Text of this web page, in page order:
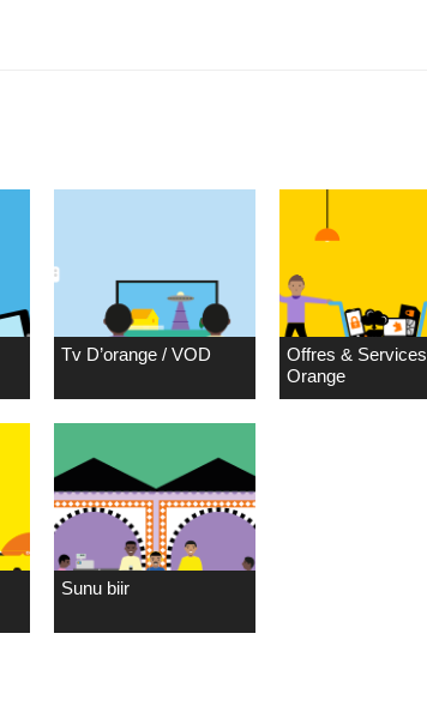
Tv D’orange / VOD
Offres & Services
Orange
Sunu biir